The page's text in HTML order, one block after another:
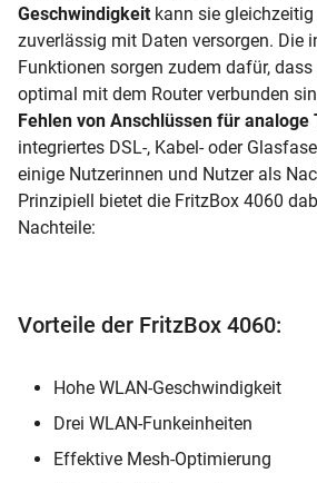
Geschwindigkeit kann sie gleichzeitig
zuverlässig mit Daten versorgen. Die
Funktionen sorgen zudem dafür,
optimal mit dem Router verbunden
Fehlen von Anschlüssen für analoge
integriertes DSL-, Kabel- oder
einige Nutzerinnen und Nutzer als
Prinzipiell bietet die FritzBox 4060
Nachteile:
Vorteile der FritzBox 4060:
Hohe WLAN-Geschwindigkeit
Drei WLAN-Funkeinheiten
Effektive Mesh-Optimierung